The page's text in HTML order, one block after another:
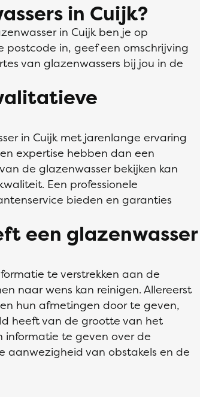
in Cuijk?
in Cuijk ben je op
postcode in, geef een omschrijving
van glazenwassers bij jou in de
in Cuijk met jarenlange ervaring
expertise hebben dan een
de glazenwasser bekijken kan
Een professionele
bieden en garanties
een glazenwasser
te verstrekken aan de
naar wens kan reinigen. Allereerst
hun afmetingen door te geven,
heeft van de grootte van het
informatie te geven over de
aanwezigheid van obstakels en de